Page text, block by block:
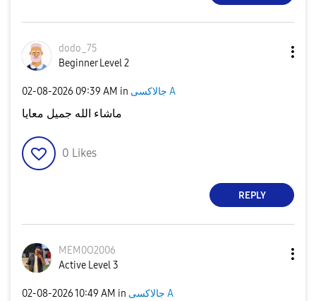
dodo_75
Beginner Level 2
‎02-08-2026 09:39 AM in جالاكسى A
ماشاء الله جميل معايا
0 Likes
REPLY
MEM0O2006
Active Level 3
‎02-08-202610:49 AM in جالاكسى A